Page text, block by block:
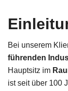
Bei unserem
führenden
Hauptsitz im
ist seit über 100